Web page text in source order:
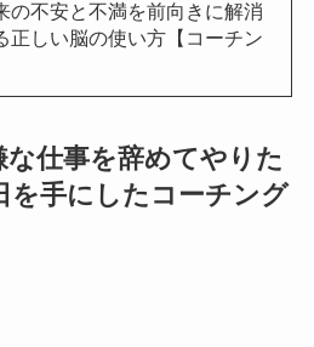
の不安と不満を前向きに解消
正しい脳の使い方【コーチン
仕事を辞めてやりた
を手にしたコーチング